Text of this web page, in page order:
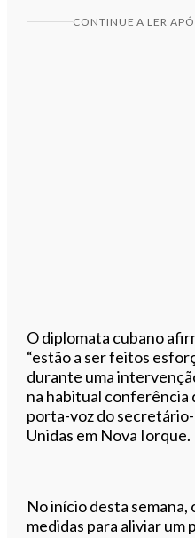
CONTINUE A LER
O diplomata cubano
“estão a ser feitos
durante uma
na habitual conferência
porta-voz do
Unidas em Nova Iorque.
No início desta semana,
medidas para aliviar um